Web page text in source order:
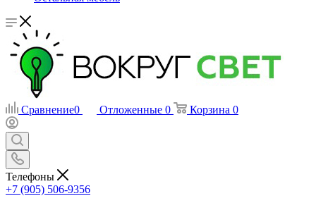
Сравнение0 Отложенные 0 Корзина 0
Телефоны
+7 (905) 506-9356